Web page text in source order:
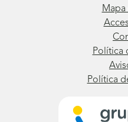
Política
Política